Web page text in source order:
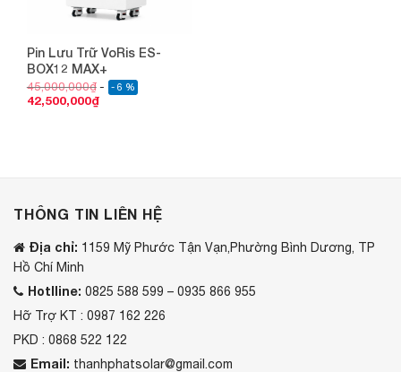
Pin Lưu Trữ VoRis ES-
BOX12 MAX+
45,000,000₫ - 6 %
42,500,000₫
THÔNG TIN LIÊN HỆ
Địa chỉ: 1159 Mỹ Phước Tận Vạn,Phường Bình Dương, TP
Hồ Chí Minh
Hotlline: 0825 588 599 – 0935 866 955
Hỡ Trợ KT : 0987 162 226
PKD : 0868 522 122
Email: thanhphatsolar@gmail.com